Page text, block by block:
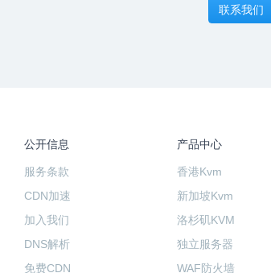
联系我们
公开信息
服务条款
CDN加速
加入我们
DNS解析
免费CDN
产品中心
香港Kvm
新加坡Kvm
洛杉矶KVM
独立服务器
WAF防火墙